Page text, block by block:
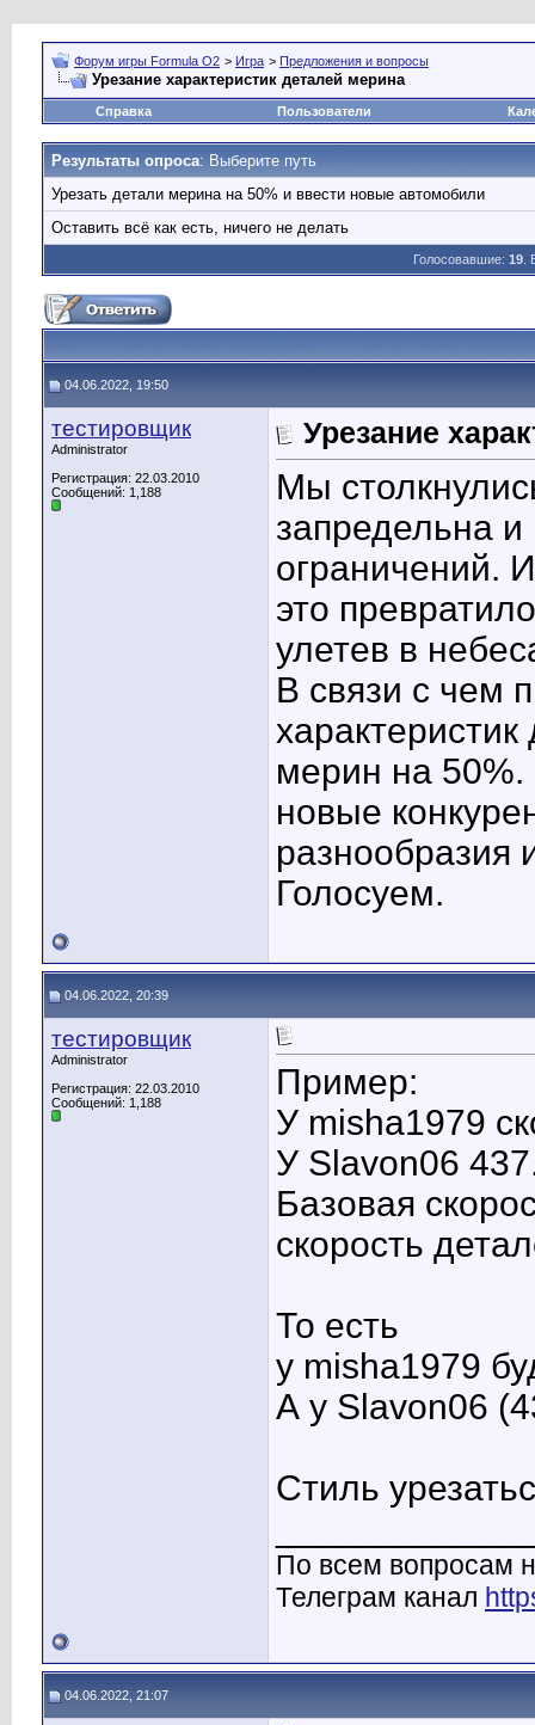
Форум игры Formula O2 > Игра > Предложения и вопросы
Урезание характеристик деталей мерина
Справка Пользователи
Результаты опроса: Выберите путь
Урезать детали мерина на 50% и ввести новые автомобили
Оставить всё как есть, ничего не делать
Голосовавшие: 19.
04.06.2022, 19:50
тестировщик
Administrator
Регистрация: 22.03.2010
Сообщений: 1,188
Урезание
Мы
запредельна
ограничений.
это
улетев в
В связи с чем
мерин на 50%.
новые
разнообразия
Голосуем.
04.06.2022, 20:39
тестировщик
Administrator
Регистрация: 22.03.2010
Сообщений: 1,188
Пример:
У misha1979
У Slavon06
Базовая
скорость
То есть
у misha1979
А у Slavon06
Стиль
По всем вопросам
Телеграм канал
04.06.2022, 21:07